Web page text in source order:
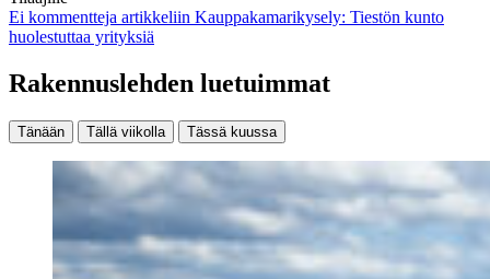
Ei kommentteja artikkeliin Kauppakamarikysely: Tiestön kunto
huolestuttaa yrityksiä
Rakennuslehden luetuimmat
Tänään Tällä viikolla Tässä kuussa